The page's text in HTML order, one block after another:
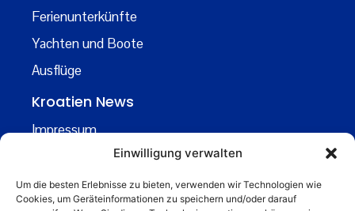
Einwilligung verwalten
Um die besten Erlebnisse zu bieten, verwenden wir Technologien wie
Cookies, um Geräteinformationen zu speichern und/oder darauf
Ferienunterkünfte
Yachten und Boote
Ausflüge
Kroatien News
Impressum
Kontakt